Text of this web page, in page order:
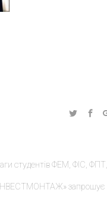
студентів ФЕМ, ФІС,
запрошує